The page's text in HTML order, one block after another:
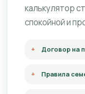
калькулятор
спокойной и
Договор на
Правила